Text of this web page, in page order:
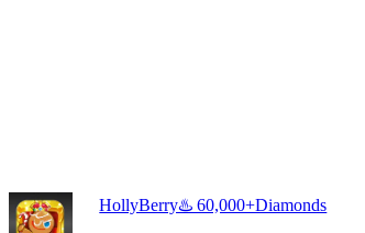
HollyBerry♨️ 60,000+Diamonds